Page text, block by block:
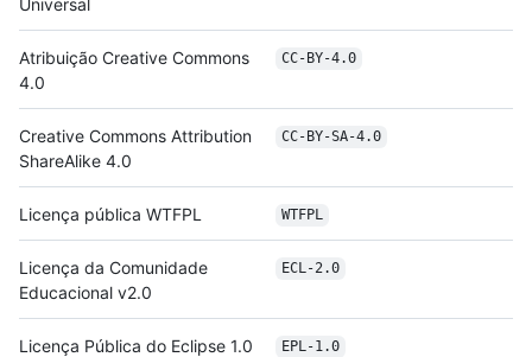
Atribuição Creative Commons
4.0
CC-BY-4.0
Creative Commons Attribution
ShareAlike 4.0
CC-BY-SA-4.0
Licença pública WTFPL WTFPL
Licença da Comunidade
Educacional v2.0
ECL-2.0
Licença Pública do Eclipse 1.0 EPL-1.0